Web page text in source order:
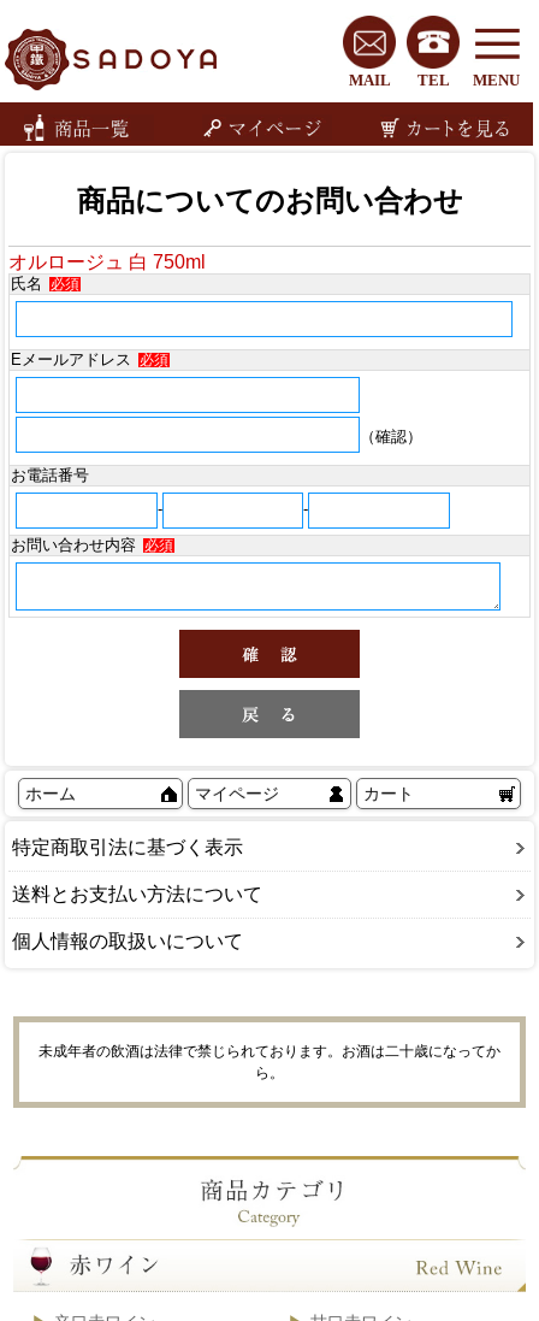
MENU
TEL
MAIL
商品についてのお問い合わせ
オルロージュ 白 750ml
氏名 必須
Eメールアドレス 必須
（確認）
お電話番号
-
-
お問い合わせ内容
必須
ホーム マイページ カート
特定商取引法に基づく表示
送料とお支払い方法について
個人情報の取扱いについて
未成年者の飲酒は法律で禁じられております。お酒は二十歳になってか
ら。